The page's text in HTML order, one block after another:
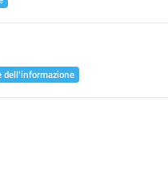
dell'informazione